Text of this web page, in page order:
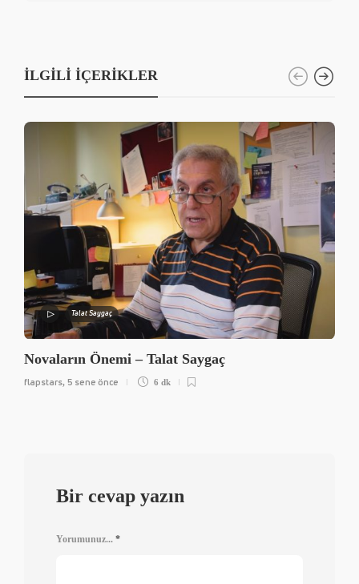
İLGILI İÇERIKLER
Talat Saygaç
Novaların Önemi – Talat Saygaç
flapstars, 5 sene önce 6 dk
Bir cevap yazın
Yorumunuz... *